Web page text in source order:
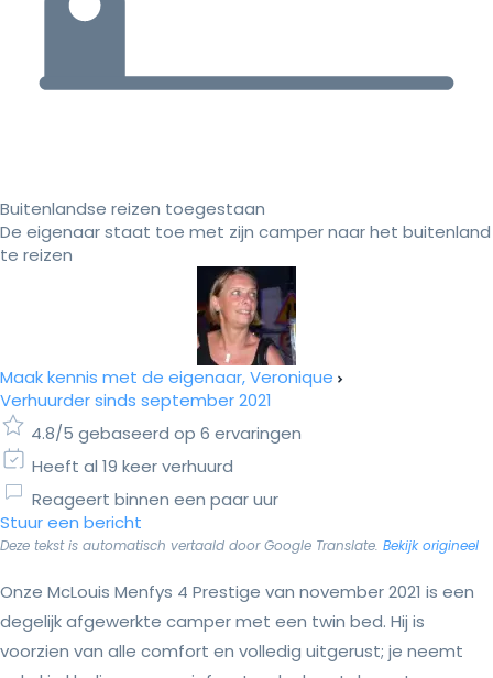
Buitenlandse reizen toegestaan
De eigenaar staat toe met zijn camper naar het buitenland
te reizen
Maak kennis met de eigenaar, Veronique
Verhuurder sinds september 2021
4.8/5 gebaseerd op 6 ervaringen
Heeft al 19 keer verhuurd
Reageert binnen een paar uur
Stuur een bericht
Deze tekst is automatisch vertaald door Google Translate. Bekijk origineel
Onze McLouis Menfys 4 Prestige van november 2021 is een
degelijk afgewerkte camper met een twin bed. Hij is
voorzien van alle comfort en volledig uitgerust; je neemt